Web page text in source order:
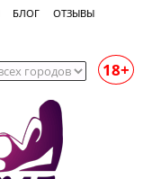
БЛОГ ОТЗЫВЫ
18+